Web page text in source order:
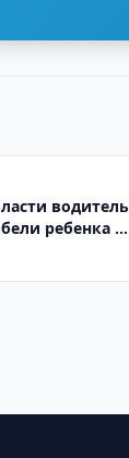
водитель
ребенка в